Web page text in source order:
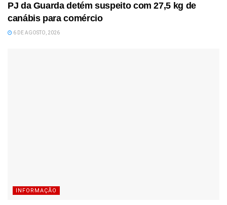
PJ da Guarda detém suspeito com 27,5 kg de
canábis para comércio
6 DE AGOSTO, 2026
INFORMAÇÃO